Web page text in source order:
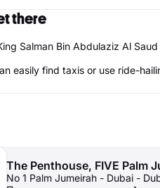
there
Salman Bin Abdulaziz Al
easily find taxis or use ride-
The Penthouse, FIVE Palm
No 1 Palm Jumeirah - Dubai -